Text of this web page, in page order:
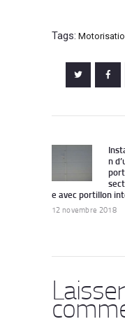
Tags:
de
post:
n
e avec portillon
12 novembre 2018